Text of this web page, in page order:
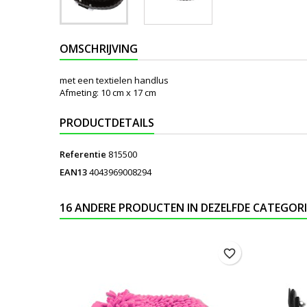
OMSCHRIJVING
met een textielen handlus
Afmeting: 10 cm x 17 cm
PRODUCTDETAILS
Referentie 815500
EAN134043969008294
16 ANDERE PRODUCTEN IN DEZELFDE
favorite_border